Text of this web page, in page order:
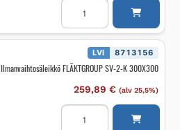
FLÄKTGROUP
SFE
1500X1100
määrä LVI 8713156
Ilmanvaihtosäleikkö FLÄKTGROUP SV-2-K 300X300
259,89 € (alv 25,5%)
Ilmanvaihtosäleikkö
FLÄKTGROUP